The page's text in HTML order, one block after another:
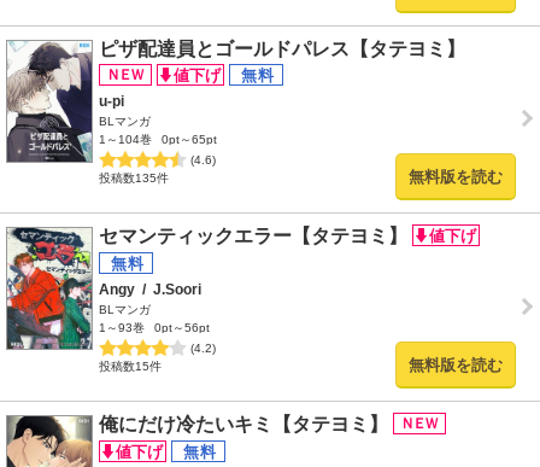
ピザ配達員とゴールドパレス【タテヨミ】
u-pi
BLマンガ
1～104巻
0pt～65pt
(4.6)
投稿数135件
無料版を読む
セマンティックエラー【タテヨミ】
Angy / J.Soori
BLマンガ
1～93巻
0pt～56pt
(4.2)
投稿数15件
無料版を読む
俺にだけ冷たいキミ【タテヨミ】